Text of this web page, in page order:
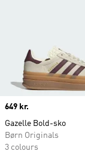
Price
649 kr.
Gazelle Bold-sko
Børn Originals
3 colours